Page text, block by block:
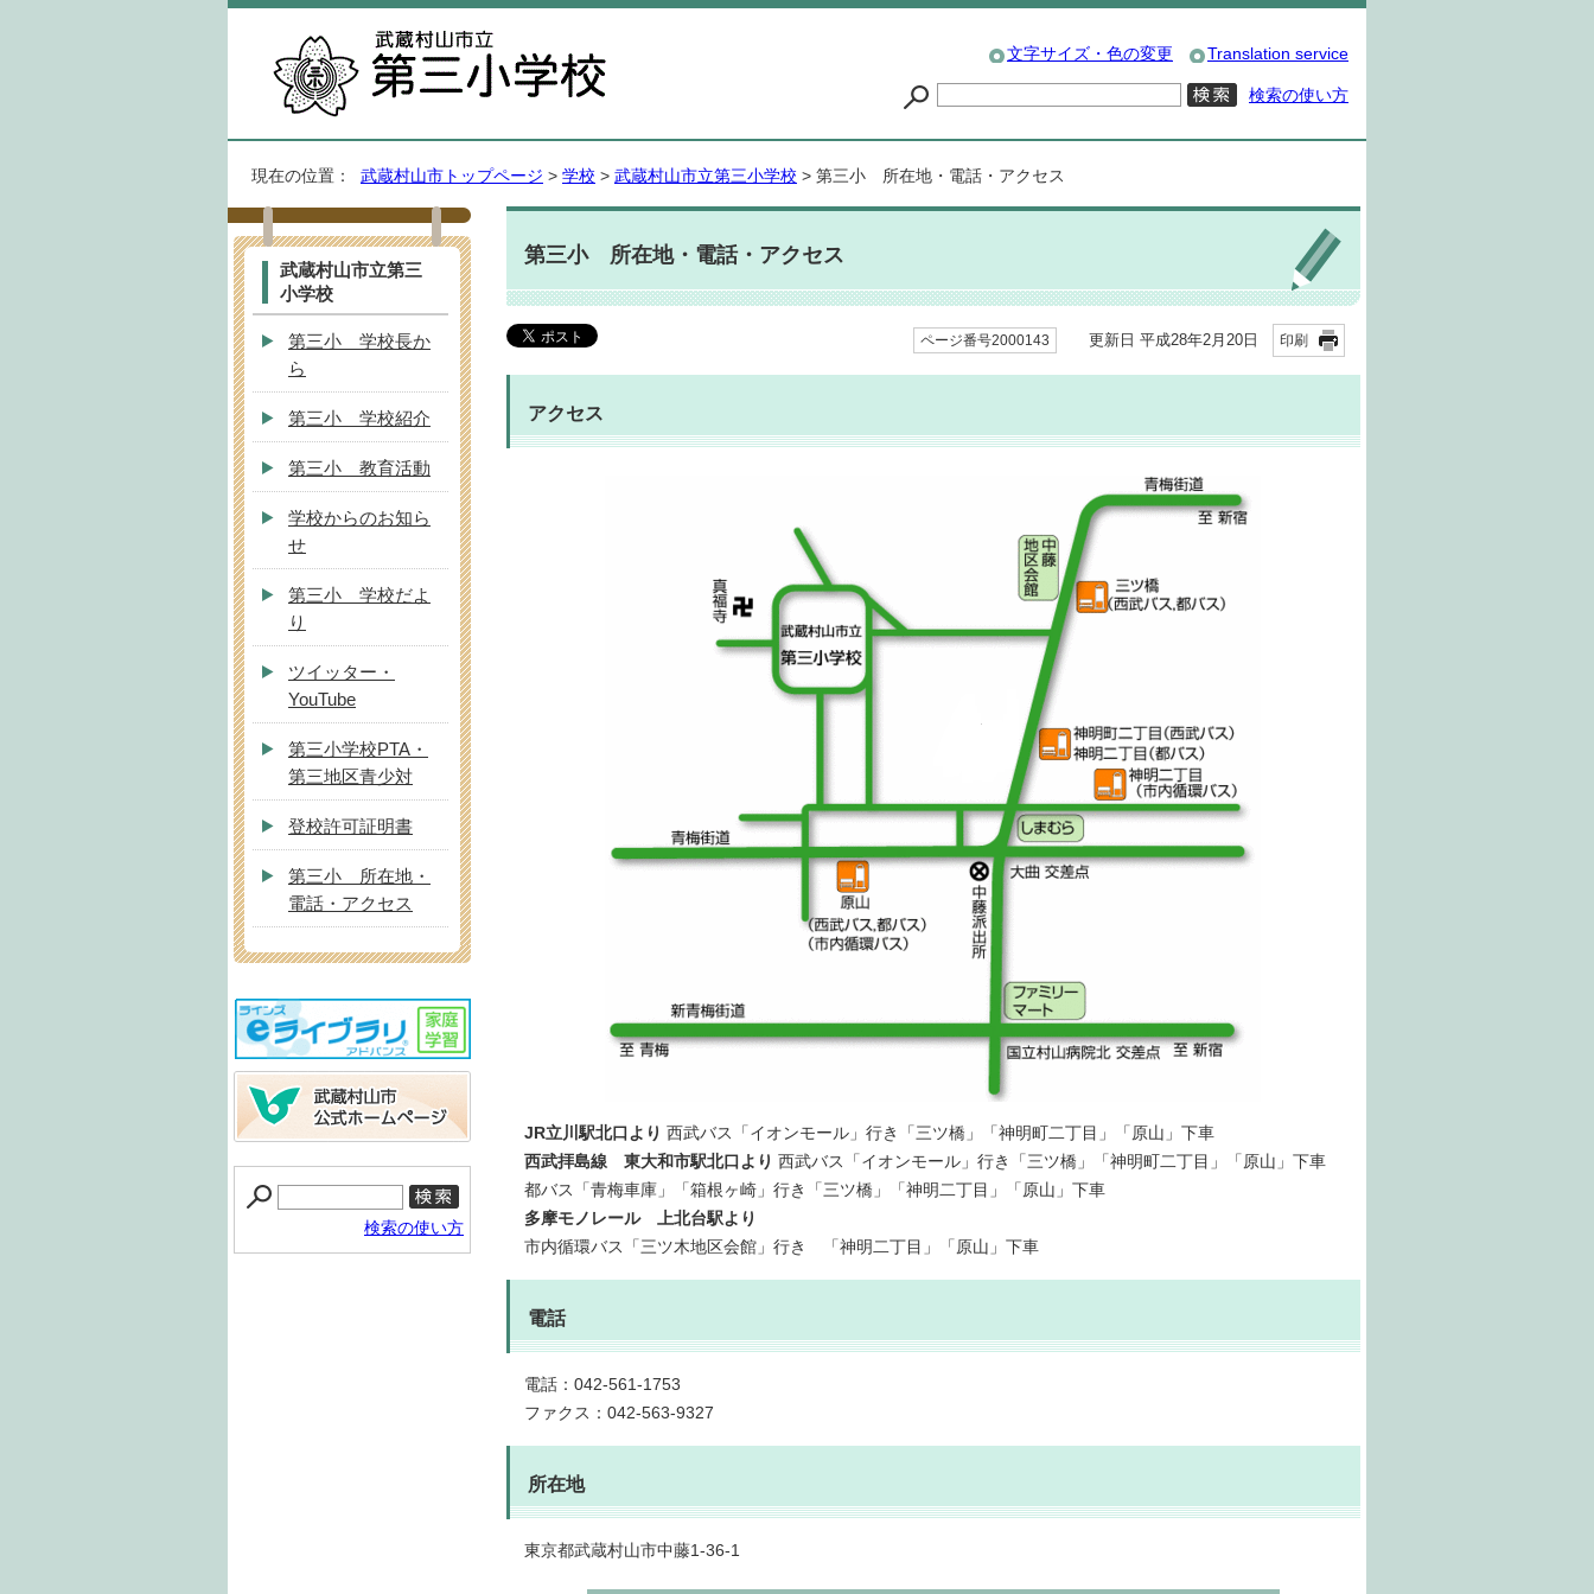
文字サイズ・色の変更 Translation service
検索の使い方
現在の位置： 武蔵村山市トップページ > 学校 > 武蔵村山市立第三小学校 > 第三小 所在地・電話・アクセス
第三小 所在地・電話・アクセス
ページ番号2000143 更新日 平成28年2月20日 印刷
アクセス
JR立川駅北口より 西武バス「イオンモール」行き「三ツ橋」「神明町二丁目」「原山」下車
西武拝島線 東大和市駅北口より 西武バス「イオンモール」行き「三ツ橋」「神明町二丁目」「原山」下車
都バス「青梅車庫」「箱根ヶ崎」行き「三ツ橋」「神明二丁目」「原山」下車
多摩モノレール 上北台駅より
市内循環バス「三ツ木地区会館」行き 「神明二丁目」「原山」下車
電話
電話：042-561-1753
ファクス：042-563-9327
所在地
東京都武蔵村山市中藤1-36-1
武蔵村山市立第三
小学校
第三小 学校長か
ら
第三小 学校紹介
第三小 教育活動
学校からのお知ら
せ
第三小 学校だよ
り
ツイッター・
YouTube
第三小学校PTA・
第三地区青少対
登校許可証明書
第三小 所在地・
電話・アクセス
検索の使い方